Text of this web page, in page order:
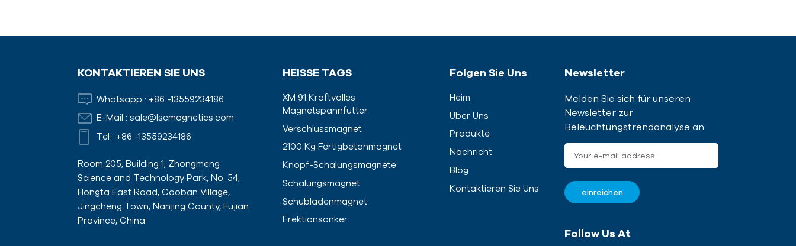
mit Adaptern
KONTAKTIEREN SIE UNS
Whatsapp : +86 -13559234186
E-Mail : sale@lscmagnetics.com
Tel : +86 -13559234186
Room 205, Building 1, Zhongmeng
Science and Technology Park, No. 54,
Hongta East Road, Caoban Village,
Jingcheng Town, Nanjing County, Fujian
Province, China
HEISSE TAGS
XM 91 Kraftvolles
Magnetspannfutter
Verschlussmagnet
2100 Kg Fertigbetonmagnet
Knopf-Schalungsmagnete
Schalungsmagnet
Schubladenmagnet
Erektionsanker
Folgen Sie Uns
Heim
Über Uns
Produkte
Nachricht
Blog
Kontaktieren Sie Uns
Newsletter
Melden Sie sich für unseren
Newsletter zur
Beleuchtungstrendanalyse an
Follow Us At